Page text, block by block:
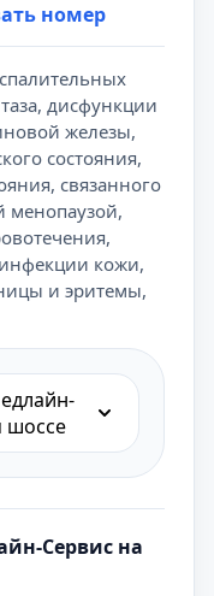
47номер
дисфункции
железы,
состояния,
связанного
менопаузой,
кожи,
и эритемы,
шоссе
Сервис на